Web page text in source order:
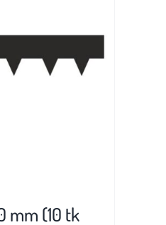
mm (10 tk